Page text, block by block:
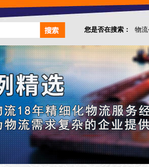
您是否在搜索： 物
仓储综合专业定制物